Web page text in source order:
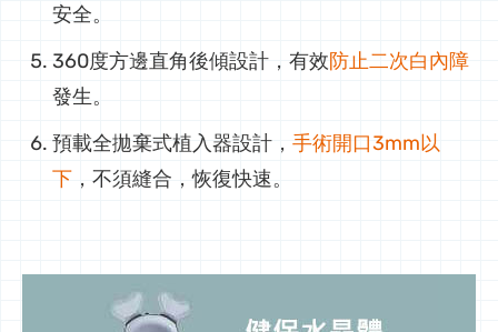
安全。
360度方邊直角後傾設計，有效防止二次白內障
發生。
預載全拋棄式植入器設計， 手術開口3mm以
下 ，不須縫合，恢復快速。